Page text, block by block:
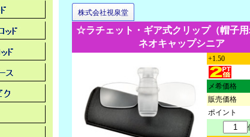
株式会社視泉堂
☆ラチェット・ギア式クリップ（帽子用
ネオキャップシニア
+1.50
メ希価格
販売価格
ポイント